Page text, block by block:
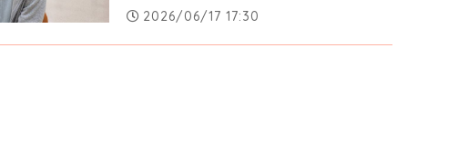
2026/06/17 17:30